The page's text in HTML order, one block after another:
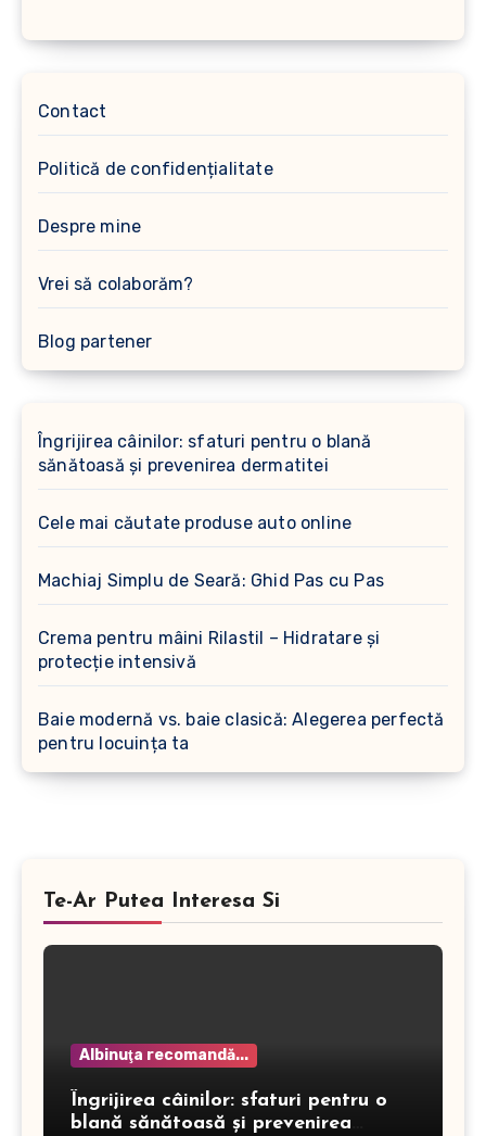
Contact
Politică de confidențialitate
Despre mine
Vrei să colaborăm?
Blog partener
Îngrijirea câinilor: sfaturi pentru o blană
sănătoasă și prevenirea dermatitei
Cele mai căutate produse auto online
Machiaj Simplu de Seară: Ghid Pas cu Pas
Crema pentru mâini Rilastil – Hidratare și
protecție intensivă
Baie modernă vs. baie clasică: Alegerea perfectă
pentru locuința ta
Te-Ar Putea Interesa Si
Albinuţa recomandă...
Îngrijirea câinilor: sfaturi pentru o
blană sănătoasă și prevenirea